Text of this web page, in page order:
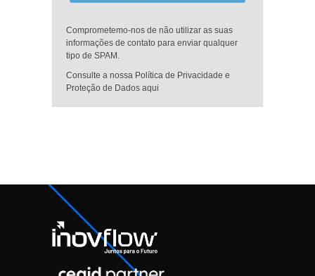
Comprometemo-nos de não utilizar as suas
informações de contato para enviar qualquer
tipo de SPAM.
Consulte a nossa Política de Privacidade e
Proteção de Dados aqui